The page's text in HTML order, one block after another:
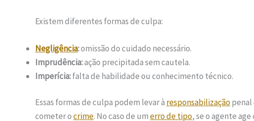
Existem diferentes formas de culpa:
Negligência:omissão do cuidado necessário.
Imprudência:ação precipitada sem cautela.
Imperícia:falta de habilidade ou conhecimento técnico.
Essas formas de culpa podem levar à responsabilizaçãopenal
cometer ocrime. No caso de umerro de tipo, se o agente